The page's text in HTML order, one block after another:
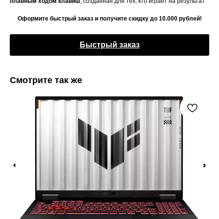
Оформите быстрый заказ и получите скидку до 10.000 рублей!
Быстрый заказ
Смотрите так же